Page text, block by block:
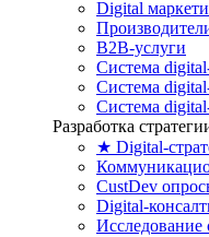
Digital
B2B-услуги
Cистема
Система
Система
Разработка
★ Digital-
CustDev
Digital-
Исследование